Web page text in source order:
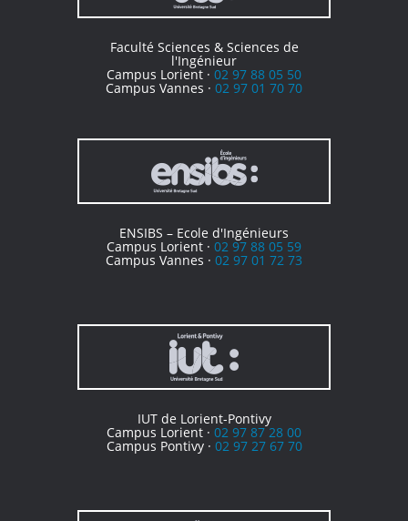
Faculté Sciences & Sciences de
l'Ingénieur
Campus Lorient · 02 97 88 05 50
Campus Vannes · 02 97 01 70 70
ENSIBS – Ecole d'Ingénieurs
Campus Lorient · 02 97 88 05 59
Campus Vannes · 02 97 01 72 73
IUT de Lorient-Pontivy
Campus Lorient · 02 97 87 28 00
Campus Pontivy · 02 97 27 67 70